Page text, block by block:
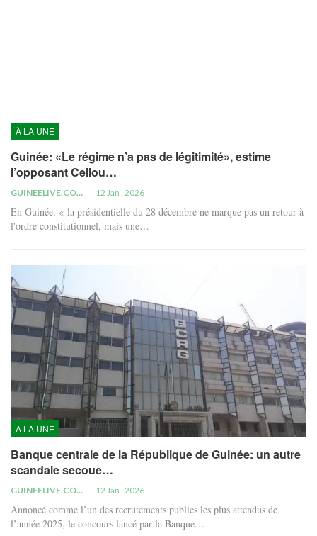
À LA UNE
Guinée: «Le régime n’a pas de légitimité», estime
l’opposant Cellou…
GUINEELIVE.COM 12 Jan , 2026
En Guinée, « la présidentielle du 28 décembre ne marque pas un retour à
l'ordre constitutionnel, mais une…
À LA UNE
Banque centrale de la République de Guinée: un autre
scandale secoue…
GUINEELIVE.COM 12 Jan , 2026
Annoncé comme l’un des recrutements publics les plus attendus de
l’année 2025, le concours lancé par la Banque…